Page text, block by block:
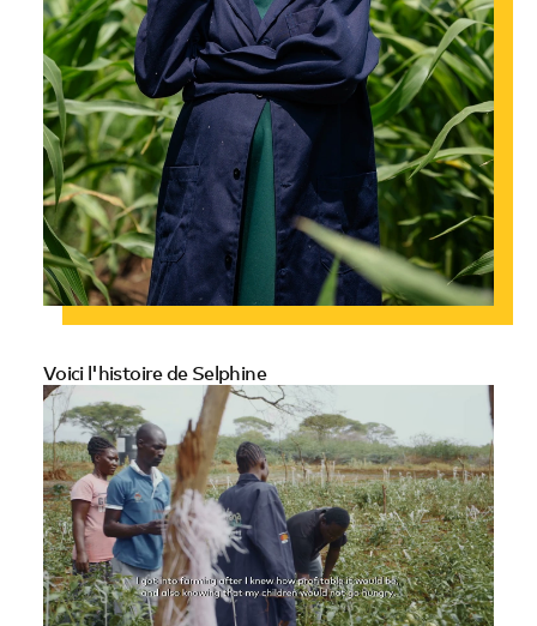
Voici l'histoire de Selphine